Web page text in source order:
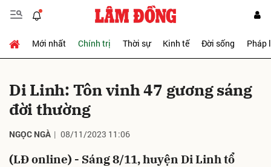
Mới nhất Chính trị Thời sự Kinh tế Đời sống Pháp
Di Linh: Tôn vinh 47 gương sáng
đời thường
NGỌC NGÀ 08/11/2023 11:06
(LĐ online) - Sáng 8/11, huyện Di Linh tổ
Gửi bình luận